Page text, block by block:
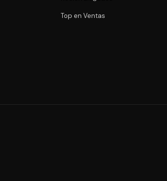
Top en Ventas